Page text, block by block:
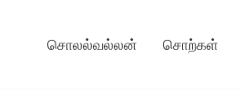
சொலல்வல்லன் சொற்கள்